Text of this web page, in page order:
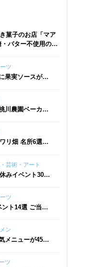
菓子のお店「マア
バター不使用の体
ツ
果実ソースがた
ン
川農園ベーカリ
ほか、ジェラー
ワリ畑 名所6選
芸術・アート
みイベント30
ツ
ト14選 ご当地
ン
メニューが450
ツ